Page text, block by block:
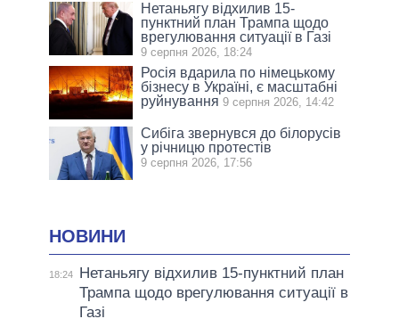
Нетаньягу відхилив 15-
пунктний план Трампа щодо
врегулювання ситуації в Газі
9 серпня 2026, 18:24
Росія вдарила по німецькому
бізнесу в Україні, є масштабні
руйнування 9 серпня 2026, 14:42
Сибіга звернувся до білорусів
у річницю протестів
9 серпня 2026, 17:56
НОВИНИ
18:24
Нетаньягу відхилив 15-пунктний план
Трампа щодо врегулювання ситуації в
Газі